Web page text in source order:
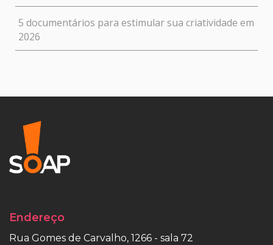
5 documentários para estimular sua criatividade em
2026
Endereço
Rua Gomes de Carvalho, 1266 - sala 72